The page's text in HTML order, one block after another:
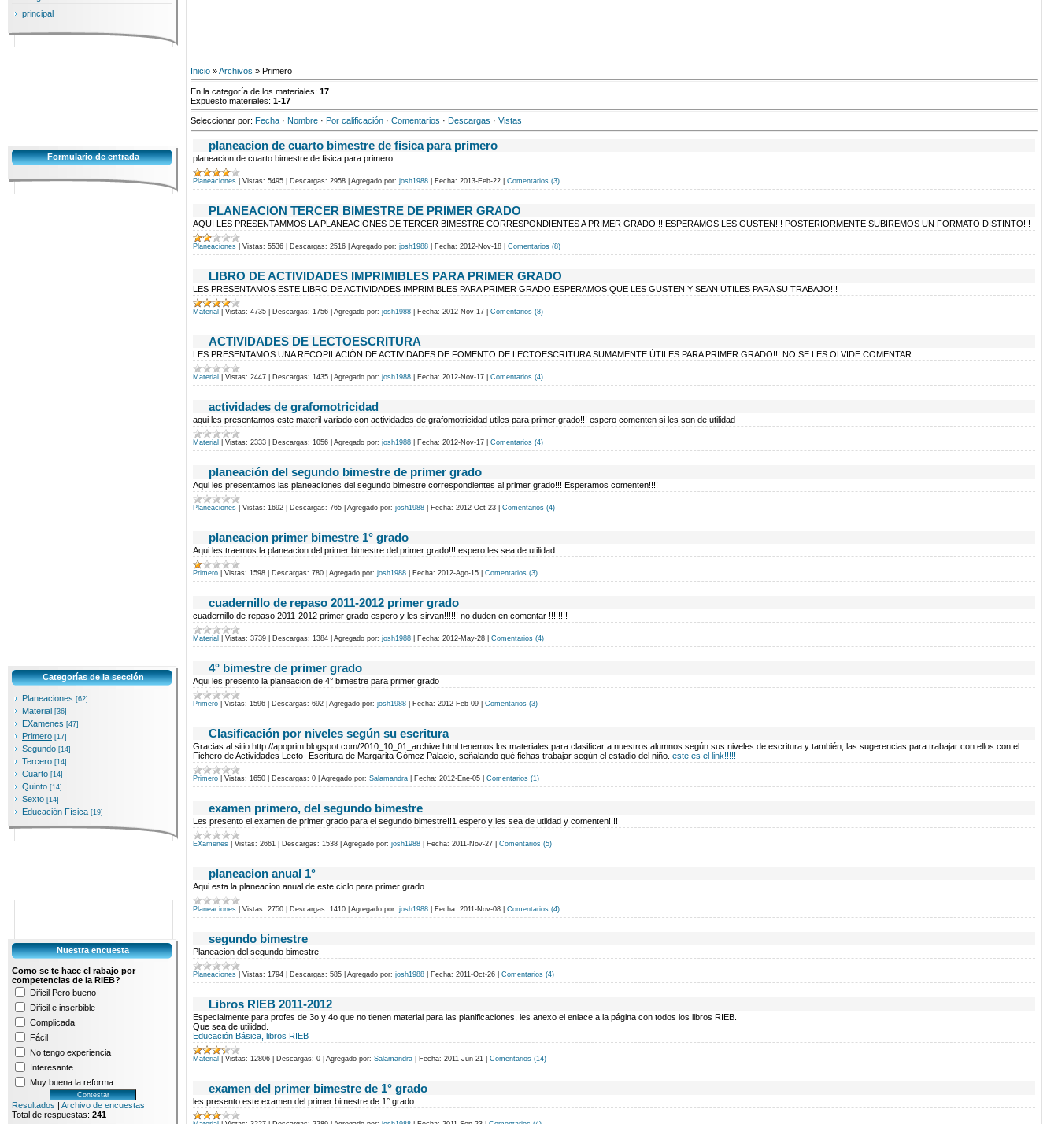
principal
Formulario de entrada
Categorías de la sección
Planeaciones [62]
Material [36]
EXamenes [47]
Primero [17]
Segundo [14]
Tercero [14]
Cuarto [14]
Quinto [14]
Sexto [14]
Educación Física [19]
Nuestra encuesta
Como se te hace el rabajo por
competencias de la RIEB?
Dificil Pero bueno
Dificil e inserbible
Complicada
Fácil
No tengo experiencia
Interesante
Muy buena la reforma
Resultados | Archivo de encuestas
Total de respuestas: 241
Inicio »Archivos » Primero
En la categoría de los materiales: 17
Expuesto materiales: 1-17
Seleccionar por: Fecha · Nombre · Por calificación · Comentarios · Descargas · Vistas
planeacion de cuarto bimestre de fisica para primero
planeacion de cuarto bimestre de fisica para primero
Planeaciones Vistas: 5495 Descargas: 2958 Agregado por: josh1988 Fecha: 2013-Feb-22 Comentarios (3)
PLANEACION TERCER BIMESTRE DE PRIMER GRADO
AQUI LES PRESENTAMMOS LA PLANEACIONES DE TERCER BIMESTRE CORRESPONDIENTES A PRIMER GRADO!!! ESPERAMOS LES GUSTEN!!! POSTERIORMENTE SUBIREMOS UN FORMATO DISTINTO!!!
Planeaciones Vistas: 5536 Descargas: 2516 Agregado por: josh1988 Fecha: 2012-Nov-18 Comentarios (8)
LIBRO DE ACTIVIDADES IMPRIMIBLES PARA PRIMER GRADO
LES PRESENTAMOS ESTE LIBRO DE ACTIVIDADES IMPRIMIBLES PARA PRIMER GRADO ESPERAMOS QUE LES GUSTEN Y SEAN UTILES PARA SU TRABAJO!!!
Material Vistas: 4735 Descargas: 1756 Agregado por: josh1988 Fecha: 2012-Nov-17 Comentarios (8)
ACTIVIDADES DE LECTOESCRITURA
LES PRESENTAMOS UNA RECOPILACIÓN DE ACTIVIDADES DE FOMENTO DE LECTOESCRITURA SUMAMENTE ÚTILES PARA PRIMER GRADO!!! NO SE LES OLVIDE COMENTAR
Material Vistas: 2447 Descargas: 1435 Agregado por: josh1988 Fecha: 2012-Nov-17 Comentarios (4)
actividades de grafomotricidad
aqui les presentamos este materil variado con actividades de grafomotricidad utiles para primer grado!!! espero comenten si les son de utilidad
Material Vistas: 2333 Descargas: 1056 Agregado por: josh1988 Fecha: 2012-Nov-17 Comentarios (4)
planeación del segundo bimestre de primer grado
Aqui les presentamos las planeaciones del segundo bimestre correspondientes al primer grado!!! Esperamos comenten!!!!
Planeaciones Vistas: 1692 Descargas: 765 Agregado por: josh1988 Fecha: 2012-Oct-23 Comentarios (4)
planeacion primer bimestre 1° grado
Aqui les traemos la planeacion del primer bimestre del primer grado!!! espero les sea de utilidad
Primero Vistas: 1598 Descargas: 780 Agregado por: josh1988 Fecha: 2012-Ago-15 Comentarios (3)
cuadernillo de repaso 2011-2012 primer grado
cuadernillo de repaso 2011-2012 primer grado espero y les sirvan!!!!!! no duden en comentar !!!!!!!!
Material Vistas: 3739 Descargas: 1384 Agregado por: josh1988 Fecha: 2012-May-28 Comentarios (4)
4° bimestre de primer grado
Aqui les presento la planeacion de 4° bimestre para primer grado
Primero Vistas: 1596 Descargas: 692 Agregado por: josh1988 Fecha: 2012-Feb-09 Comentarios (3)
Clasificación por niveles según su escritura
Gracias al sitio http://apoprim.blogspot.com/2010_10_01_archive.html tenemos los materiales para clasificar a nuestros alumnos según sus niveles de escritura y también, las sugerencias para trabajar con ellos con el
Fichero de Actividades Lecto- Escritura de Margarita Gómez Palacio, señalando qué fichas trabajar según el estadio del niño. este es el link!!!!!
Primero Vistas: 1650 Descargas: 0 Agregado por: Salamandra Fecha: 2012-Ene-05 Comentarios (1)
examen primero, del segundo bimestre
Les presento el examen de primer grado para el segundo bimestre!!1 espero y les sea de utiidad y comenten!!!!
EXamenes Vistas: 2661 Descargas: 1538 Agregado por: josh1988 Fecha: 2011-Nov-27 Comentarios (5)
planeacion anual 1°
Aqui esta la planeacion anual de este ciclo para primer grado
Planeaciones Vistas: 2750 Descargas: 1410 Agregado por: josh1988 Fecha: 2011-Nov-08 Comentarios (4)
segundo bimestre
Planeacion del segundo bimestre
Planeaciones Vistas: 1794 Descargas: 585 Agregado por: josh1988 Fecha: 2011-Oct-26 Comentarios (4)
Libros RIEB 2011-2012
Especialmente para profes de 3o y 4o que no tienen material para las planificaciones, les anexo el enlace a la página con todos los libros RIEB.
Que sea de utilidad.
Educación Básica, libros RIEB
Material Vistas: 12806 Descargas: 0 Agregado por: Salamandra Fecha: 2011-Jun-21 Comentarios (14)
examen del primer bimestre de 1° grado
les presento este examen del primer bimestre de 1° grado